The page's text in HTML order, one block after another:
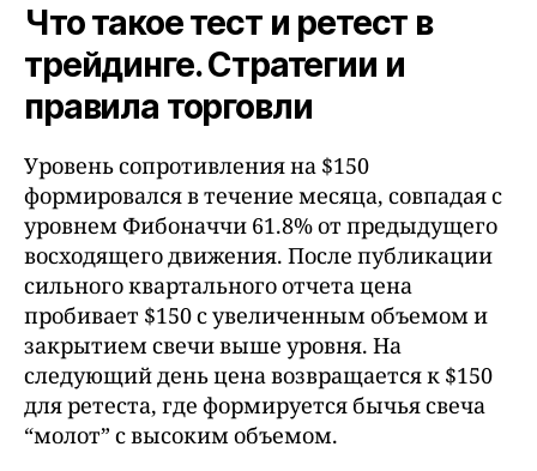
Что такое тест и ретест в
трейдинге. Стратегии и
правила торговли
Уровень сопротивления на $150
формировался в течение месяца, совпадая с
уровнем Фибоначчи 61.8% от предыдущего
восходящего движения. После публикации
сильного квартального отчета цена
пробивает $150 с увеличенным объемом и
закрытием свечи выше уровня. На
следующий день цена возвращается к $150
для ретеста, где формируется бычья свеча
“молот” с высоким объемом.